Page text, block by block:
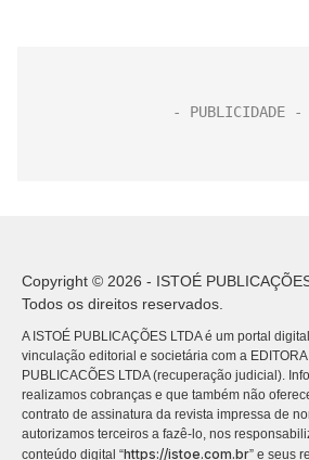
Copyright © 2026 - ISTOÉ
Todos os direitos reservados.
A ISTOÉ PUBLICAÇÕES LTDA é um portal
vinculação editorial e societária com a
PUBLICACÕES LTDA (recuperação judicial).
realizamos cobranças e que também não
contrato de assinatura da revista impressa de
autorizamos terceiros a fazê-lo, nos
conteúdo digital “https://istoe.com.br” e seus